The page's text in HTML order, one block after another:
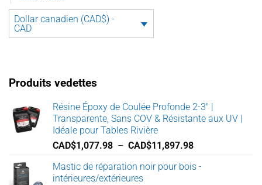
Dollar canadien (CAD$) -
CAD
Produits vedettes
Résine Époxy de Coulée Profonde 2-3" |
Transparente, Sans COV & Résistante aux UV |
Idéale pour Tables Rivière
CAD$1,077.98 – CAD$11,897.98Plage
prix :
Mastic de réparation noir pour bois -
intérieures/extérieures